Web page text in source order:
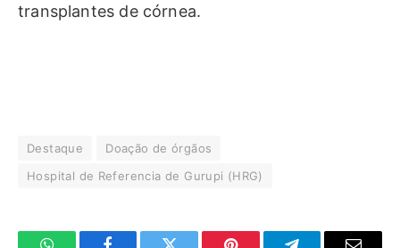
transplantes de córnea.
Destaque
Doação de órgãos
Hospital de Referencia de Gurupi (HRG)